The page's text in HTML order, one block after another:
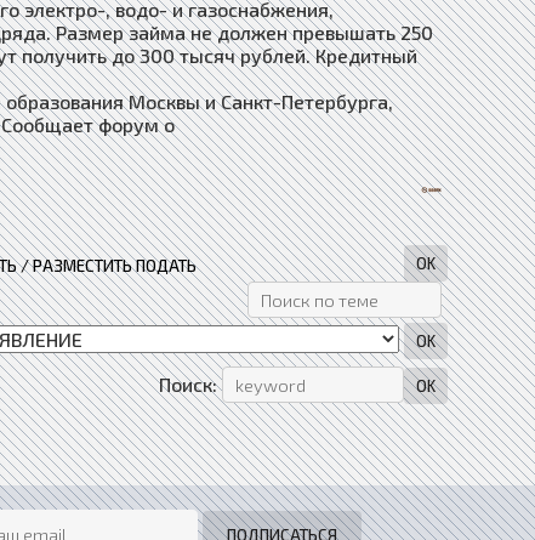
электро-, водо- и газоснабжения,
Размер займа не должен превышать 250
получить до 300 тысяч рублей. Кредитный
Москвы и Санкт-Петербурга,
Сообщает форум о
/ РАЗМЕСТИТЬ ПОДАТЬ
Поиск: